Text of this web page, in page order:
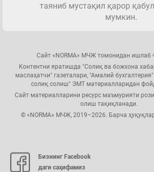
таяниб мустақил қарор
мумкин.
Сайт «NORMA» МЧЖ томонидан ишлаб
Контентни яратишда "Солиқ ва божхона
маслаҳатчи" газеталари, "Амалий
солиқ солиш" ЭМТ материалларидан
Сайт материалларини ресурс маъмурияти
олиш тақиқланади.
© «NORMA» МЧЖ, 2019–2026. Барча
Бизнинг Facebook
даги саҳифамиз